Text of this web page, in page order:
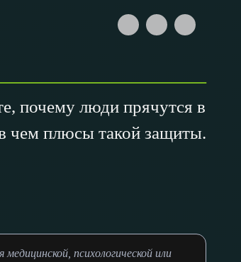
почему люди прячутся в
чем плюсы такой защиты.
психологической или